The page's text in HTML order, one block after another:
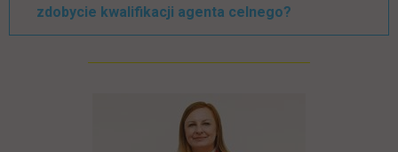
zdobycie kwalifikacji agenta celnego?